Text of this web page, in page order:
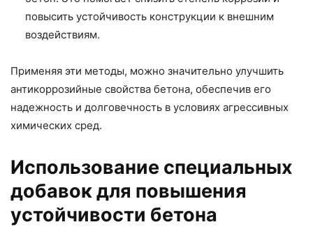
повысить устойчивость конструкции к внешним
воздействиям.
Применяя эти методы, можно значительно улучшить
антикоррозийные свойства бетона, обеспечив его
надежность и долговечность в условиях агрессивных
химических сред.
Использование специальных
добавок для повышения
устойчивости бетона